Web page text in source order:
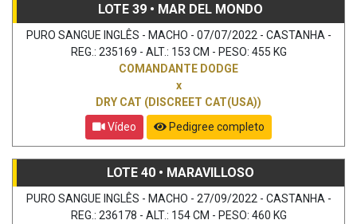
LOTE 39 • MAR DEL MONDO
PURO SANGUE INGLÊS - MACHO - 07/07/2022 - CASTANHA -
REG.: 235169 - ALT.: 153 CM - PESO: 455 KG
COMANDANTE DODGE
x
DRY CAT (DISCREET CAT(USA))
Vídeo
Pedigree completo
LOTE 40 • MARAVILLOSO
PURO SANGUE INGLÊS - MACHO - 27/09/2022 - CASTANHA -
REG.: 236178 - ALT.: 154 CM - PESO: 460 KG